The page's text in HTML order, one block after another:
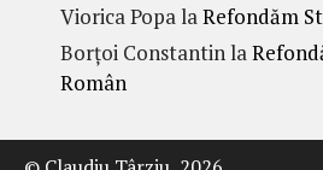
Viorica PopalaRefondăm
Borțoi Constantinla
Român